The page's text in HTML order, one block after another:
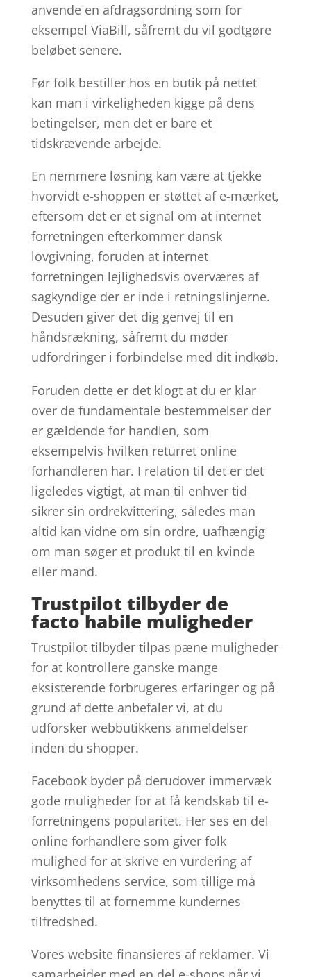
anvende en afdragsordning som for
eksempel ViaBill, såfremt du vil godtgøre
beløbet senere.
Før folk bestiller hos en butik på nettet
kan man i virkeligheden kigge på dens
betingelser, men det er bare et
tidskrævende arbejde.
En nemmere løsning kan være at tjekke
hvorvidt e-shoppen er støttet af e-mærket,
eftersom det er et signal om at internet
forretningen efterkommer dansk
lovgivning, foruden at internet
forretningen lejlighedsvis overværes af
sagkyndige der er inde i retningslinjerne.
Desuden giver det dig genvej til en
håndsrækning, såfremt du møder
udfordringer i forbindelse med dit indkøb.
Foruden dette er det klogt at du er klar
over de fundamentale bestemmelser der
er gældende for handlen, som
eksempelvis hvilken returret online
forhandleren har. I relation til det er det
ligeledes vigtigt, at man til enhver tid
sikrer sin ordrekvittering, således man
altid kan vidne om sin ordre, uafhængig
om man søger et produkt til en kvinde
eller mand.
Trustpilot tilbyder de
facto habile muligheder
Trustpilot tilbyder tilpas pæne muligheder
for at kontrollere ganske mange
eksisterende forbrugeres erfaringer og på
grund af dette anbefaler vi, at du
udforsker webbutikkens anmeldelser
inden du shopper.
Facebook byder på derudover immervæk
gode muligheder for at få kendskab til e-
forretningens popularitet. Her ses en del
online forhandlere som giver folk
mulighed for at skrive en vurdering af
virksomhedens service, som tillige må
benyttes til at fornemme kundernes
tilfredshed.
Vores website finansieres af reklamer. Vi